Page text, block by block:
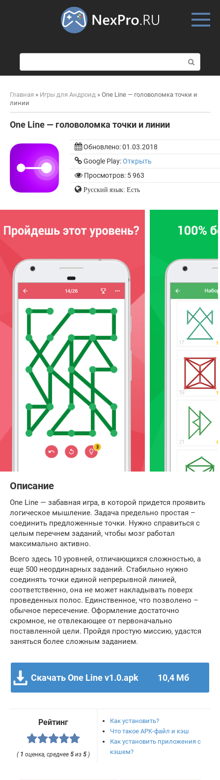
о
и
к
Главная » Игры для Андроид » One Line — головоломка точки и
линии
One Line — головоломка точки и линии
Обновлено:01.03.2018
Google Play:Открыть
Просмотров: 5 963
Русский язык: Есть
Описание
One Line — забавная игра, в которой придется проявить
логическое мышление. Задача предельно простая –
соединить предложенные точки. Нужно справиться с
целым перечнем заданий, чтобы мозг работал
максимально активно.
Всего здесь 10 уровней, отличающихся сложностью, а
еще 500 неординарных заданий. Стабильно нужно
соединять точки единой непрерывной линией,
соответственно, она не может накладывать поверх
проведенных полос. Единственное, что позволено –
обычное пересечение. Оформление достаточно
скромное, не отвлекающее от первоначально
поставленной цели. Пройдя простую миссию, удастся
заняться более сложным заданием.
Скачать One Line v1.0.apk 10,4 Мб
Рейтинг
( 1 оценка, среднее5 из5 )
Как установить?
Что такое APK-файл и кэш
Как установить приложения с
кэшем?